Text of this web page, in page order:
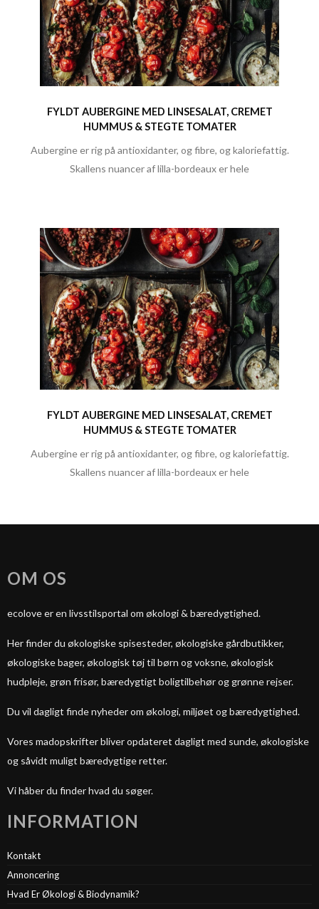
FYLDT AUBERGINE MED LINSESALAT, CREMET
HUMMUS & STEGTE TOMATER
Aubergine er rig på antioxidanter, og fibre, og kaloriefattig.
Skallens nuancer af lilla-bordeaux er hele
FYLDT AUBERGINE MED LINSESALAT, CREMET
HUMMUS & STEGTE TOMATER
Aubergine er rig på antioxidanter, og fibre, og kaloriefattig.
Skallens nuancer af lilla-bordeaux er hele
OM OS
ecolove er en livsstilsportal om økologi & bæredygtighed.
Her finder du økologiske spisesteder, økologiske gårdbutikker,
økologiske bager, økologisk tøj til børn og voksne, økologisk
hudpleje, grøn frisør, bæredygtigt boligtilbehør og grønne rejser.
Du vil dagligt finde nyheder om økologi, miljøet og bæredygtighed.
Vores madopskrifter bliver opdateret dagligt med sunde, økologiske
og såvidt muligt bæredygtige retter.
Vi håber du finder hvad du søger.
INFORMATION
Kontakt
Annoncering
Hvad Er Økologi & Biodynamik?